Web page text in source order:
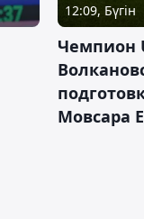
12:09, Бүгін
Чемпион
Мовсара